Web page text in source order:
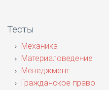
Тесты
Механика
Материаловедение
Менеджмент
Гражданское право